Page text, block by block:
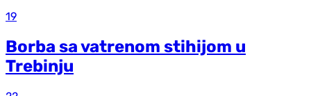
19
Borba sa vatrenom stihijom u
Trebinju